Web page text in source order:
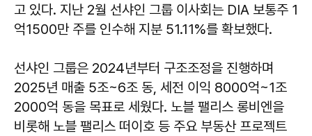
고 있다. 지난 2월 선샤인 그룹 이사회는 DIA 보통주 1
억1500만 주를 인수해 지분 51.11%를 확보했다.
선샤인 그룹은 2024년부터 구조조정을 진행하며
2025년 매출 5조~6조 동, 세전 이익 8000억~1조
2000억 동을 목표로 세웠다. 노블 팰리스 롱비엔을
비롯해 노블 팰리스 떠이호 등 주요 부동산 프로젝트